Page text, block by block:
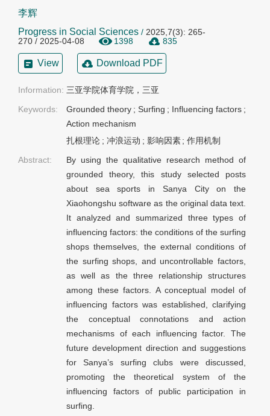
李辉
Progress in Social Sciences / 2025,7(3): 265-
270 / 2025-04-08
1398 835
View Download PDF
Information: 三亚学院体育学院，三亚
Keywords:
Grounded theory ; Surfing ; Influencing factors ;
Action mechanism
扎根理论 ; 冲浪运动 ; 影响因素 ;作用机制
Abstract:
By using the qualitative research method of
grounded theory, this study selected posts
about sea sports in Sanya City on the
Xiaohongshu software as the original data text.
It analyzed and summarized three types of
influencing factors: the conditions of the surfing
shops themselves, the external conditions of
the surfing shops, and uncontrollable factors,
as well as the three relationship structures
among these factors. A conceptual model of
influencing factors was established, clarifying
the conceptual connotations and action
mechanisms of each influencing factor. The
future development direction and suggestions
for Sanya’s surfing clubs were discussed,
promoting the theoretical system of the
influencing factors of public participation in
surfing.